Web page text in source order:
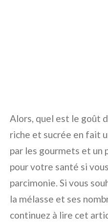
Alors, quel est le goût
riche et sucrée en fait
par les gourmets et un
pour votre santé si
parcimonie. Si vous
la mélasse et ses
continuez à lire cet